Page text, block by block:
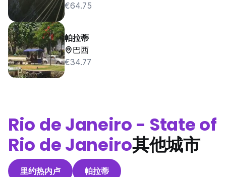
€64.75
帕拉蒂
巴西
€34.77
Rio de Janeiro - State of
Rio de Janeiro其他城市
里约热内卢 帕拉蒂